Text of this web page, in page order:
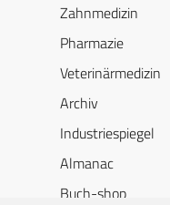
Zahnmedizin
Pharmazie
Veterinärmedizin
Archiv
Industriespiegel
Almanac
Buch-shop